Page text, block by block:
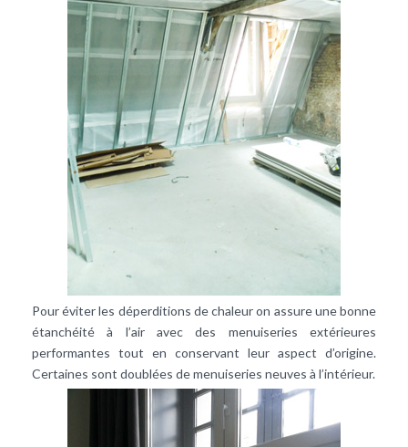
Pour éviter les déperditions de chaleur on assure une bonne
étanchéité à l’air avec des menuiseries extérieures
performantes tout en conservant leur aspect d’origine.
Certaines sont doublées de menuiseries neuves à l’intérieur.